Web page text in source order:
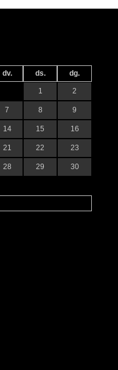
dv. ds. dg.
1 2
7 8 9
14 15 16
21 22 23
28 29 30